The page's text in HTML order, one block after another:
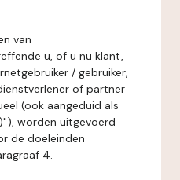
van
u, of u nu klant,
/ gebruiker,
of partner
(ook aangeduid als
worden uitgevoerd
de doeleinden
4.